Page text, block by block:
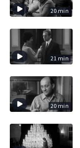
20 min
21 min
20 min